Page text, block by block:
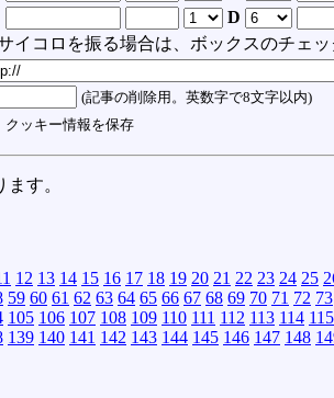
D
イコロを振る場合は、ボックスのチェッ
(記事の削除用。英数字で8文字以内)
クッキー情報を保存
す。
12 13 14 15 16 17 18 19 20 21 22 23 24 25
59 60 61 62 63 64 65 66 67 68 69 70 71 72 73
105 106 107 108 109 110 111 112 113 114 115
139 140 141 142 143 144 145 146 147 148